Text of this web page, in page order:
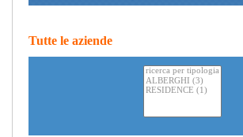
Tutte le aziende